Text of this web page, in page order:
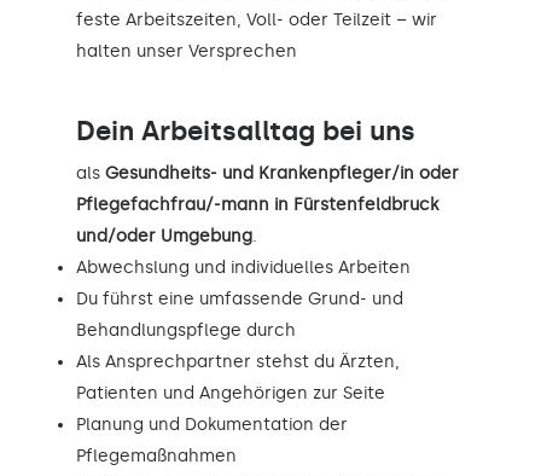
feste Arbeitszeiten, Voll- oder Teilzeit – wir
halten unser Versprechen
Dein Arbeitsalltag bei uns
als Gesundheits- und Krankenpfleger/in oder
Pflegefachfrau/-mann in Fürstenfeldbruck
und/oder Umgebung.
Abwechslung und individuelles Arbeiten
Du führst eine umfassende Grund- und
Behandlungspflege durch
Als Ansprechpartner stehst du Ärzten,
Patienten und Angehörigen zur Seite
Planung und Dokumentation der
Pflegemaßnahmen